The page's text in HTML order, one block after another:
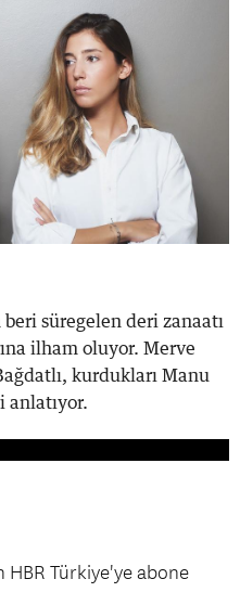
beri süregelen deri zanaatı
ilham oluyor. Merve
kurdukları Manu
anlatıyor.
Türkiye'ye abone